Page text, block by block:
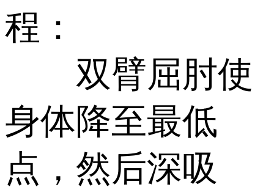
程：
双臂屈肘使
身体降至最低
点，然后深吸